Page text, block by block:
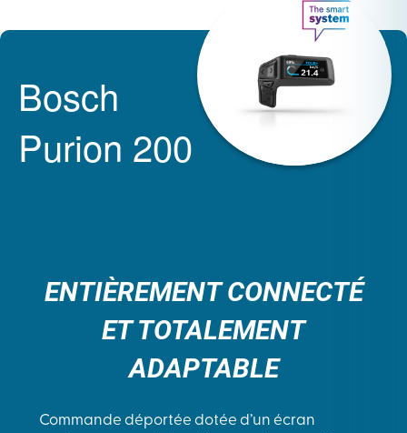
Bosch
Purion 200
ENTIÈREMENT CONNECTÉ
ET TOTALEMENT
ADAPTABLE
Commande déportée dotée d’un écran